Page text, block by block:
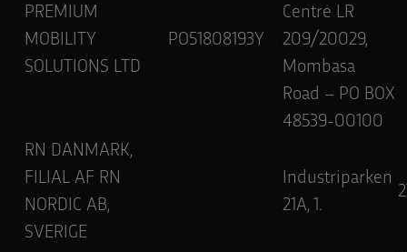
PREMIUM
MOBILITY
SOLUTIONS LTD
PO51808193Y
Centre LR
209/20029,
Mombasa
Road – PO BOX
48539-00100
RN DANMARK,
FILIAL AF RN
NORDIC AB,
SVERIGE
Industriparken
21A, 1.